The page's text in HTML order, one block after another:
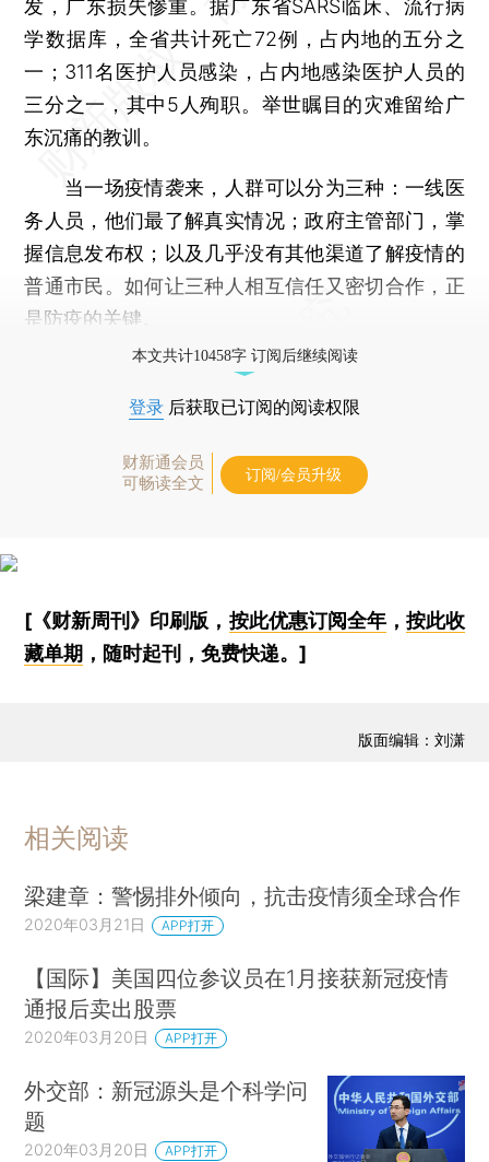
发，广东损失惨重。据广东省SARS临床、流行病
学数据库，全省共计死亡72例，占内地的五分之
一；311名医护人员感染，占内地感染医护人员的
三分之一，其中5人殉职。举世瞩目的灾难留给广
东沉痛的教训。
当一场疫情袭来，人群可以分为三种：一线医
务人员，他们最了解真实情况；政府主管部门，掌
握信息发布权；以及几乎没有其他渠道了解疫情的
普通市民。如何让三种人相互信任又密切合作，正
是防疫的关键。
本文共计10458字 订阅后继续阅读
登录 后获取已订阅的阅读权限
财新通会员
可畅读全文
订阅/会员升级
[《财新周刊》印刷版， 按此优惠订阅全年， 按此收
藏单期 ，随时起刊，免费快递。]
版面编辑：刘潇
相关阅读
梁建章：警惕排外倾向，抗击疫情须全球合作
2020年03月21日 APP打开
【国际】美国四位参议员在1月接获新冠疫情
通报后卖出股票
2020年03月20日 APP打开
外交部：新冠源头是个科学问
题
2020年03月20日 APP打开